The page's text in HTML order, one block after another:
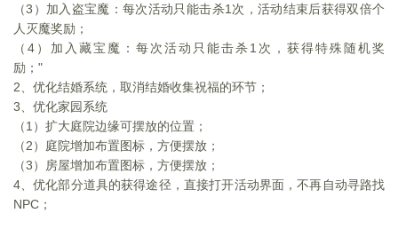
（3）加入盗宝魔：每次活动只能击杀1次，活动结束后获得双倍个
人灭魔奖励；
（4）加入藏宝魔：每次活动只能击杀1次，获得特殊随机奖
励；"
2 、优化结婚系统，取消结婚收集祝福的环节；
3 、优化家园系统
（1）扩大庭院边缘可摆放的位置；
（2）庭院增加布置图标，方便摆放；
（3）房屋增加布置图标，方便摆放；
4、优化部分道具的获得途径，直接打开活动界面，不再自动寻路找
NPC；